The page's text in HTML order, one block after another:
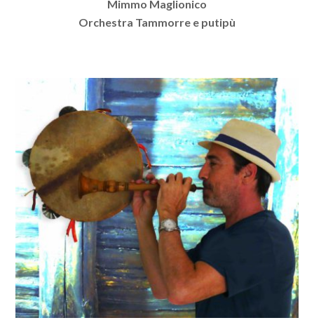
Mimmo Maglionico
Orchestra Tammorre e putipù